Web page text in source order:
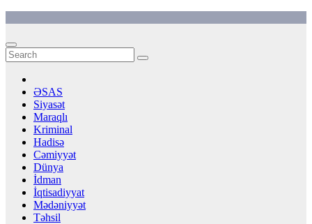
content
ƏSAS
Siyasət
Maraqlı
Kriminal
Hadisə
Cəmiyyət
Dünya
İdman
İqtisadiyyat
Mədəniyyət
Təhsil